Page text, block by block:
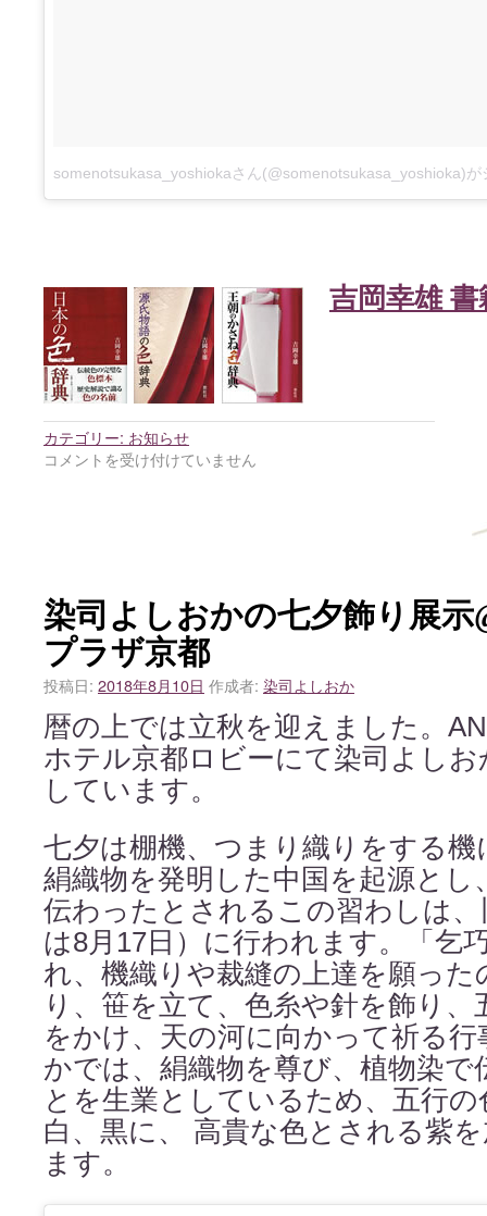
somenotsukasa_yoshiokaさん(@somenotsukasa_yoshioka)が
吉岡幸雄 書
カテゴリー: お知らせ
コメントを受け付けていません
染司よしおかの七夕飾り展
プラザ京都
投稿日: 2018年8月10日 作成者: 染司よしおか
暦の上では立秋を迎えました。
ホテル京都ロビーにて染司よし
しています。
七夕は棚機、つまり織りをする
絹織物を発明した中国を起源とし
伝わったとされるこの習わしは
は8月17日）に行われます。「乞
れ、機織りや裁縫の上達を願っ
り、笹を立て、色糸や針を飾り
をかけ、天の河に向かって祈る
かでは、絹織物を尊び、植物染で
とを生業としているため、五行の
白、黒に、 高貴な色とされる紫
ます。